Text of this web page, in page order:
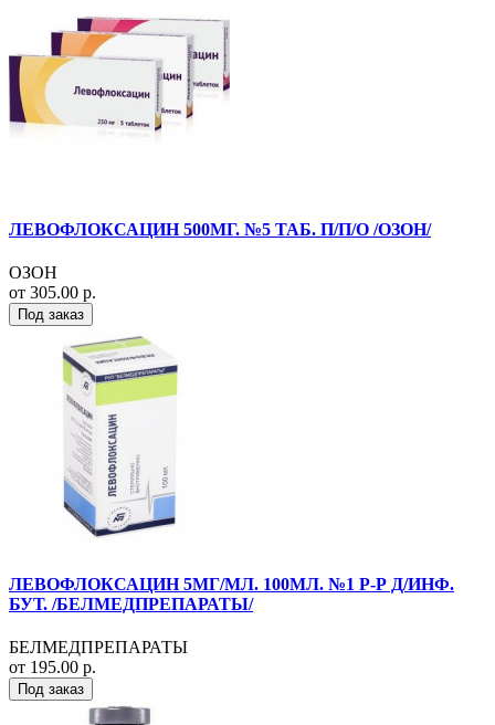
ЛЕВОФЛОКСАЦИН 500МГ. №5 ТАБ. П/П/О /ОЗОН/
ОЗОН
от 305.00 р.
Под заказ
ЛЕВОФЛОКСАЦИН 5МГ/МЛ. 100МЛ. №1 Р-Р Д/ИНФ.
БУТ. /БЕЛМЕДПРЕПАРАТЫ/
БЕЛМЕДПРЕПАРАТЫ
от 195.00 р.
Под заказ